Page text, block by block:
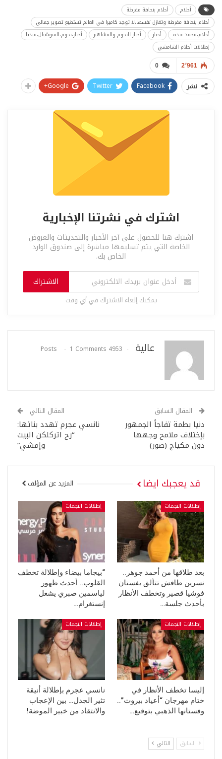
أحلام
أحلام بنحافة مفرطة
أحلام بنحافة مفرطة وتغازل نفسها،لا توجد كاميرا في العالم تستطيع تصوير جمالي
أحلام،محمد عبده
أخبار أخبار النجوم والمشاهير
أخبار،نجوم،السوشيال،ميديا
إطلالات أحلام الشامشي
0 2٬961
نشر Facebook
Twitter
Google+
اشترك في نشرتنا الإخبارية
اشترك هنا للحصول على آخر الأخبار والتحديثات والعروض
الخاصة التي يتم تسليمها مباشرة إلى صندوق الوارد
الخاص بك.
الاشتراك
يمكنك إلغاء الاشتراك في أي وقت
عالية 4953 Posts
1 Comments
المقال السابق
دنيا بطمة تفاجأ الجمهور
بإختلاف ملامح وجهها
دون مكياج (صور)
المقال التالي
نانسي عجرم تهدد بناتها:
“رح اتركلكن البيت
وإمشي”
قد يعجبك ايضا المزيد عن المؤلف
إطلالات النجمات
بعد طلاقها من أحمد جوهر..
نسرين طافش تتألق بفستان
فوشيا قصير وتخطف الأنظار
بأحدث جلسة…
إطلالات النجمات
“بيجاما بيضاء وإطلالة تخطف
القلوب.. أحدث ظهور
لياسمين صبري يشعل
إنستغرام…
إطلالات النجمات
إليسا تخطف الأنظار في
ختام مهرجان “أعياد بيروت”..
وفستانها الذهبي بتوقيع…
إطلالات النجمات
نانسي عجرم بإطلالة أنيقة
تثير الجدل… بين الإعجاب
والانتقاد من خبير الموضة!
السابق التالي